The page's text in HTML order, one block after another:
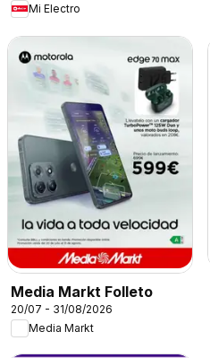
Mi Electro
Media Markt Folleto
20/07 - 31/08/2026
Media Markt